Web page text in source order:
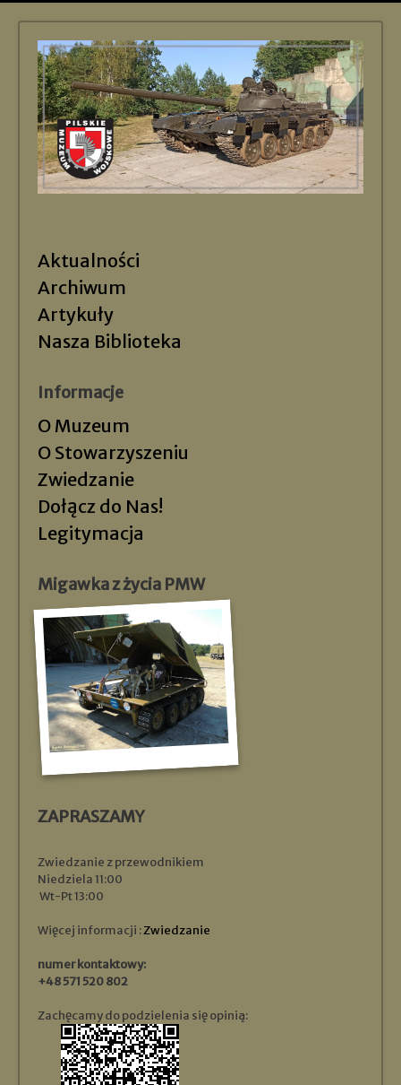
Aktualności
Archiwum
Artykuły
Nasza Biblioteka
Informacje
O Muzeum
O Stowarzyszeniu
Zwiedzanie
Dołącz do Nas!
Legitymacja
Migawka z życia PMW
ZAPRASZAMY
Zwiedzanie z przewodnikiem
Niedziela 11:00
Wt-Pt 13:00
Więcej informacji :Zwiedzanie
numer kontaktowy:
+48 571 520 802
Zachęcamy do podzielenia się opinią: